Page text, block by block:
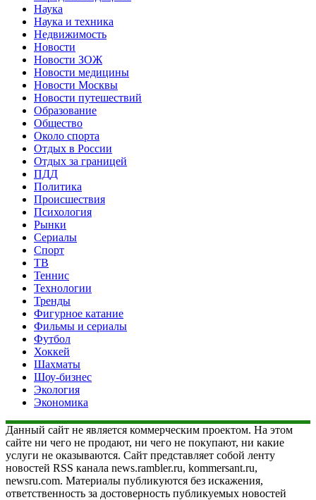
Наука
Наука и техника
Недвижимость
Новости
Новости ЗОЖ
Новости медицины
Новости Москвы
Новости путешествий
Образование
Общество
Около спорта
Отдых в России
Отдых за границей
ПДД
Политика
Происшествия
Психология
Рынки
Сериалы
Спорт
ТВ
Теннис
Технологии
Тренды
Фигурное катание
Фильмы и сериалы
Футбол
Хоккей
Шахматы
Шоу-бизнес
Экология
Экономика
Данный сайт не является коммерческим проектом. На этом
сайте ни чего не продают, ни чего не покупают, ни какие
услуги не оказываются. Сайт представляет собой ленту
новостей RSS канала news.rambler.ru, kommersant.ru,
newsru.com. Материалы публикуются без искажения,
ответственность за достоверность публикуемых новостей